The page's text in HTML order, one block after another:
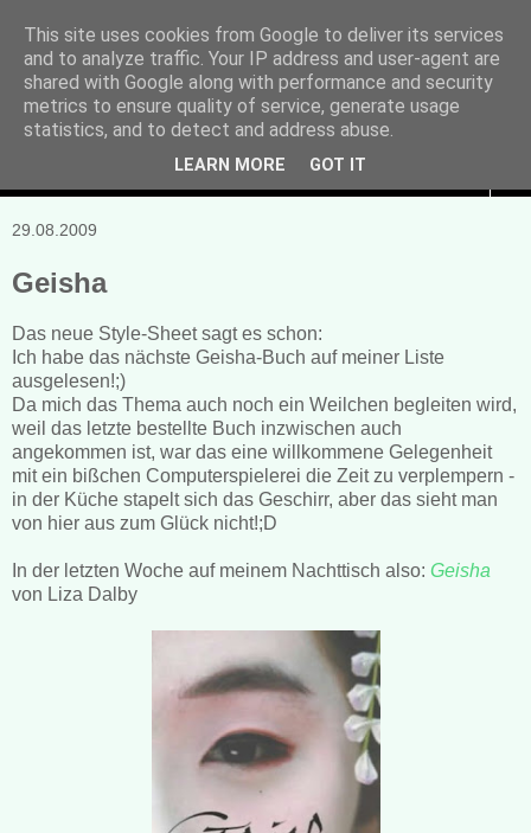
Manuela Sonntag
Bücher, Blogs & mehr
29.08.2009
Geisha
Das neue Style-Sheet sagt es schon:
Ich habe das nächste Geisha-Buch auf meiner Liste
ausgelesen!;)
Da mich das Thema auch noch ein Weilchen begleiten wird,
weil das letzte bestellte Buch inzwischen auch
angekommen ist, war das eine willkommene Gelegenheit
mit ein bißchen Computerspielerei die Zeit zu verplempern -
in der Küche stapelt sich das Geschirr, aber das sieht man
von hier aus zum Glück nicht!;D
In der letzten Woche auf meinem Nachttisch also: Geisha
von Liza Dalby
This site uses cookies from Google to deliver its services
and to analyze traffic. Your IP address and user-agent are
shared with Google along with performance and security
metrics to ensure quality of service, generate usage
statistics, and to detect and address abuse.
LEARN MORE GOT IT